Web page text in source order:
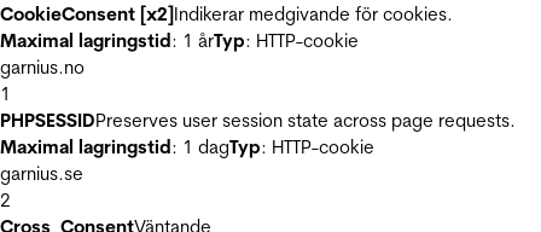
CookieConsent [x2]Indikerar medgivande för cookies.
Maximal lagringstid: 1 årTyp: HTTP-cookie
garnius.no
1
PHPSESSIDPreserves user session state across page requests.
Maximal lagringstid: 1 dagTyp: HTTP-cookie
garnius.se
2
Cross_ConsentVäntande